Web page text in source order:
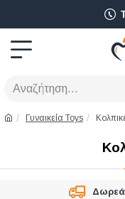
Adult
Shop
για
Sex
Δονητές,
Γυναικεία Toys